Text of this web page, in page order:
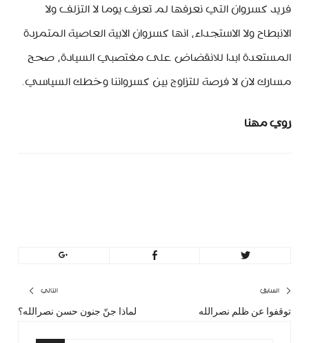
فريد كسروان التي نعرفها لم تعرف يوما لا التزلف ولا
الانبطاح ولا الاستجداء، انها كسروان الابية العاصية المتمردة
المستعدة ابدا للانقضاض على مغتصبي السيادة، صحح
مسارك لان لا فرصة للتزاوج بين كسرواننا وخطك السياسي.
روي مهنا
تصفّح
المقالات
السابق
المقال
توقفوا عن ظلم نصرالله
التالي
لماذا جنّ جنون حسن نصرالله؟